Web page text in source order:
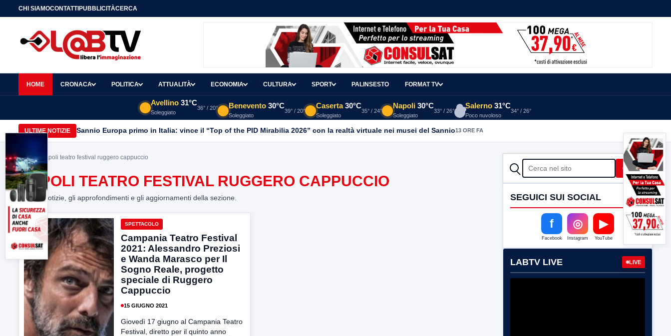
CHI SIAMOCONTATTIPUBBLICITÀCERCA
HOME CRONACA POLITICA ATTUALITÀ ECONOMIA CULTURA SPORT PALINSESTO FORMAT TV
Avellino 31°C
Soleggiato
36° / 20° Benevento 30°C
Soleggiato
39° / 20°
Caserta 30°C
Soleggiato
35° / 24°
Napoli 30°C
Soleggiato
33° / 26°
Salerno 31°C
Poco nuvoloso
34° / 26°
ULTIME NOTIZIE Sannio Europa primo in Italia: vince il “Top of the PID Mirabilia 2026” con la realtà virtuale nei musei del Sannio13 ORE FA
Home> napoli teatro festival ruggero cappuccio
NAPOLI TEATRO FESTIVAL RUGGERO CAPPUCCIO
Tutte le notizie, gli approfondimenti e gli aggiornamenti della sezione.
SPETTACOLO
Campania Teatro Festival
2021: Alessandro Preziosi
e Wanda Marasco per Il
Sogno Reale, progetto
speciale di Ruggero
Cappuccio
15 GIUGNO 2021
Giovedì 17 giugno al Campania Teatro
Festival, diretto per il quinto anno
CERCA Cerca
SEGUICI SUI SOCIAL
f
Facebook
◎
Instagram
▶
YouTube
LABTV LIVE LIVE